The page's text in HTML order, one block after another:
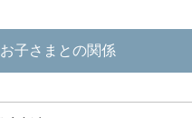
お子さまとの関係